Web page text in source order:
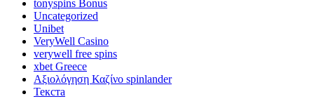
tonyspins Bonus
Uncategorized
Unibet
VeryWell Casino
verywell free spins
xbet Greece
Αξιολόγηση Καζίνο spinlander
Текста